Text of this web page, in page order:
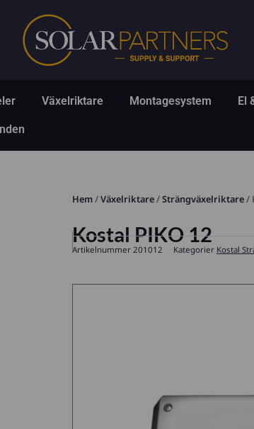
innehåll
Öppna Solpaneler
Växelriktare Öppna Växelriktare
Montagesystem El
Hem/Växelriktare/Strängväxelriktare/
Kostal PIKO 12
Artikelnummer 201012 Kategorier Kostal